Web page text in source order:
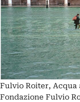
Fulvio Roiter, Acqua
Fondazione Fulvio